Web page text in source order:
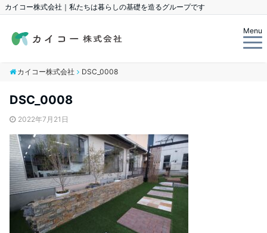
カイコー株式会社｜私たちは暮らしの基礎を造るグループです
Menu
カイコー株式会社 DSC_0008
DSC_0008
2022年7月21日